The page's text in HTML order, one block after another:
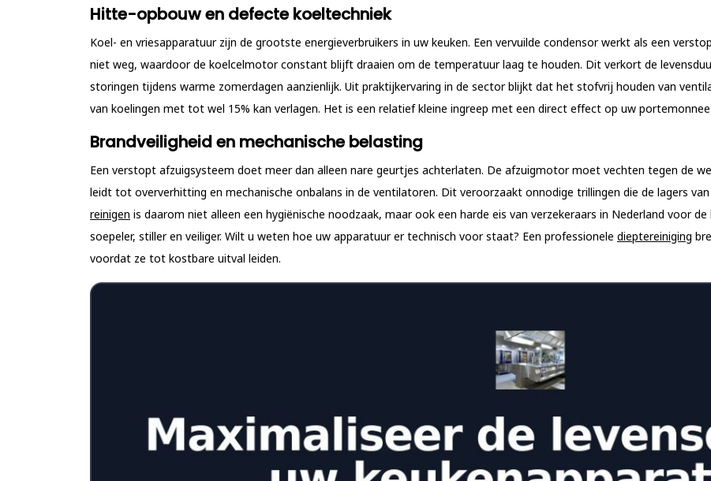
Hitte-opbouw en defecte koeltechniek
Koel- en vriesapparatuur zijn de grootste energieverbruikers in uw keuken. Een vervuilde condensor werkt als een
niet weg, waardoor de koelcelmotor constant blijft draaien om de temperatuur laag te houden. Dit verkort de
storingen tijdens warme zomerdagen aanzienlijk. Uit praktijkervaring in de sector blijkt dat het stofvrij houden van
van koelingen met tot wel 15% kan verlagen. Het is een relatief kleine ingreep met een direct effect op uw
Brandveiligheid en mechanische belasting
Een verstopt afzuigsysteem doet meer dan alleen nare geurtjes achterlaten. De afzuigmotor moet vechten tegen de
leidt tot oververhitting en mechanische onbalans in de ventilatoren. Dit veroorzaakt onnodige trillingen die de lagers
reinigen is daarom niet alleen een hygiënische noodzaak, maar ook een harde eis van verzekeraars in Nederland voor
soepeler, stiller en veiliger. Wilt u weten hoe uw apparatuur er technisch voor staat? Een professionele dieptereiniging
voordat ze tot kostbare uitval leiden.